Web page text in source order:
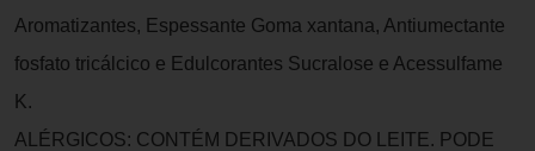
Aromatizantes, Espessante Goma xantana, Antiumectante
fosfato tricálcico e Edulcorantes Sucralose e Acessulfame
K.
ALÉRGICOS: CONTÉM DERIVADOS DO LEITE. PODE